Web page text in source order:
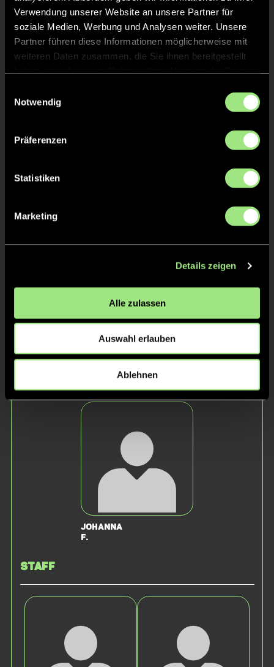
Verwendung unserer Website an unsere Partner für
soziale Medien, Werbung und Analysen weiter. Unsere
Partner führen diese Informationen möglicherweise mit
weiteren Daten zusammen, die Sie ihnen bereitgestellt
Notwendig
Präferenzen
Statistiken
Marketing
Details zeigen
Alle zulassen
Auswahl erlauben
Ablehnen
Ella
Anna-Lena
Katharina
Johanna
F.
Staff